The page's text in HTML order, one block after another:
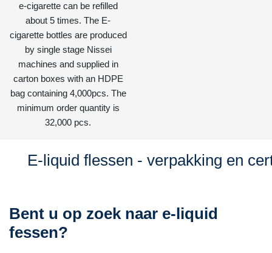
e-cigarette can be refilled
about 5 times. The E-
cigarette bottles are produced
by single stage Nissei
machines and supplied in
carton boxes with an HDPE
bag containing 4,000pcs. The
minimum order quantity is
32,000 pcs.
E-liquid flessen - verpakking en
Bent u op zoek naar e-liquid
fessen?